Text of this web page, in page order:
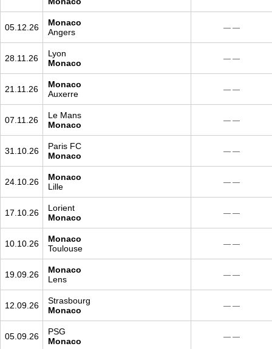
05.12.26
Monaco
Angers
— —
28.11.26
Lyon
Monaco
— —
21.11.26
Monaco
Auxerre
— —
07.11.26
Le Mans
Monaco
— —
31.10.26
Paris FC
Monaco
— —
24.10.26
Monaco
Lille
— —
17.10.26
Lorient
Monaco
— —
10.10.26
Monaco
Toulouse
— —
19.09.26
Monaco
Lens
— —
12.09.26
Strasbourg
Monaco
— —
05.09.26
PSG
Monaco
— —